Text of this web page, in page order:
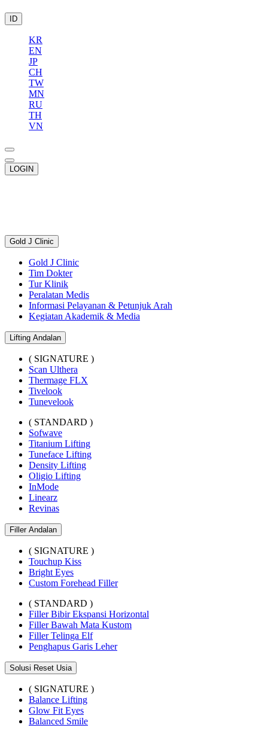
ID
KR
EN
JP
CH
TW
MN
RU
TH
VN
LOGIN
Gold J Clinic
Gold J Clinic
Tim Dokter
Tur Klinik
Peralatan Medis
Informasi Pelayanan & Petunjuk Arah
Kegiatan Akademik & Media
Lifting Andalan
( SIGNATURE )
Scan Ulthera
Thermage FLX
Tivelook
Tunevelook
( STANDARD )
Sofwave
Titanium Lifting
Tuneface Lifting
Density Lifting
Oligio Lifting
InMode
Linearz
Revinas
Filler Andalan
( SIGNATURE )
Touchup Kiss
Bright Eyes
Custom Forehead Filler
( STANDARD )
Filler Bibir Ekspansi Horizontal
Filler Bawah Mata Kustom
Filler Telinga Elf
Penghapus Garis Leher
Solusi Reset Usia
( SIGNATURE )
Balance Lifting
Glow Fit Eyes
Balanced Smile